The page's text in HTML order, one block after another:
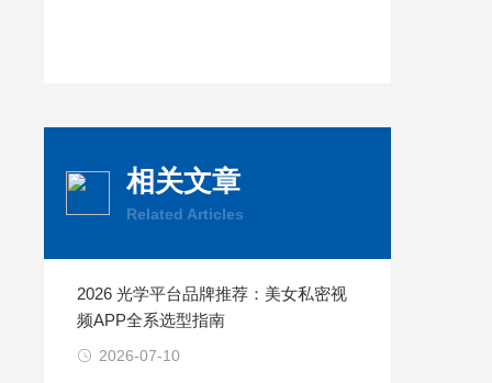
相关文章
Related Articles
2026 光学平台品牌推荐：美女私密视
频APP全系选型指南
2026-07-10